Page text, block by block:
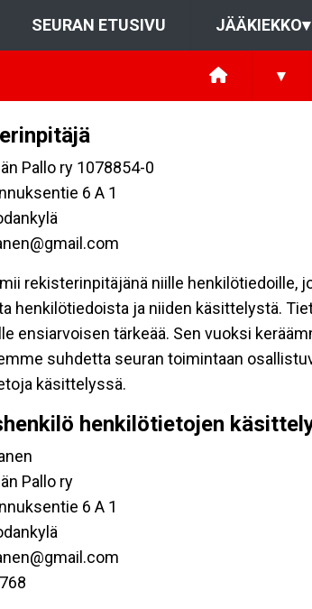
SEURAN ETUSIVU JÄÄKIEKKO▾
▾
Pallo ry 1078854-0
6 A 1
rekisterinpitäjänä niille henkilötiedoille,
henkilötiedoista ja niiden käsittelystä.
ensiarvoisen tärkeää. Sen vuoksi
suhdetta seuran toimintaan
käsittelyssä.
henkilötietojen
Pallo ry
6 A 1